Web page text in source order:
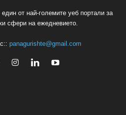
от най-големите уеб портали за
сфери на ежедневието.
panagurishte@gmail.com